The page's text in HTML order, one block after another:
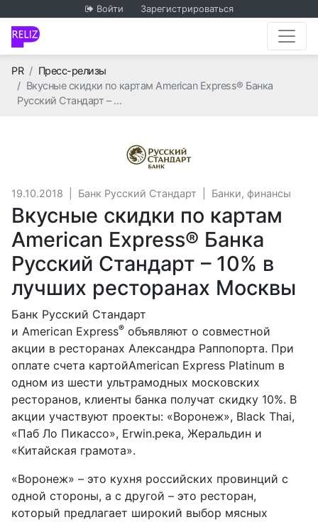
Войти Зарегистрироваться
PRГлавная
Пресс-релизы
Вкусные скидки по картам American Express® Банка
Русский Стандарт – …
19.10.2018 Банк Русский Стандарт Банки, финансы
Вкусные скидки по картам
American Express® Банка
Русский Стандарт – 10% в
лучших ресторанах Москвы
Банк Русский Стандарт
и American Express® объявляют о совместной
акции в ресторанах Александра Раппопорта. При
оплате счета картойAmerican Express Platinum в
одном из шести ультрамодных московских
ресторанов, клиенты банка получат скидку 10%. В
акции участвуют проекты: «Воронеж», Black Thai,
«Паб Ло Пикассо», Erwin.река, Жеральдин и
«Китайская грамота».
«Воронеж» – это кухня российских провинций с
одной стороны, а с другой – это ресторан,
который предлагает широкий выбор мясных